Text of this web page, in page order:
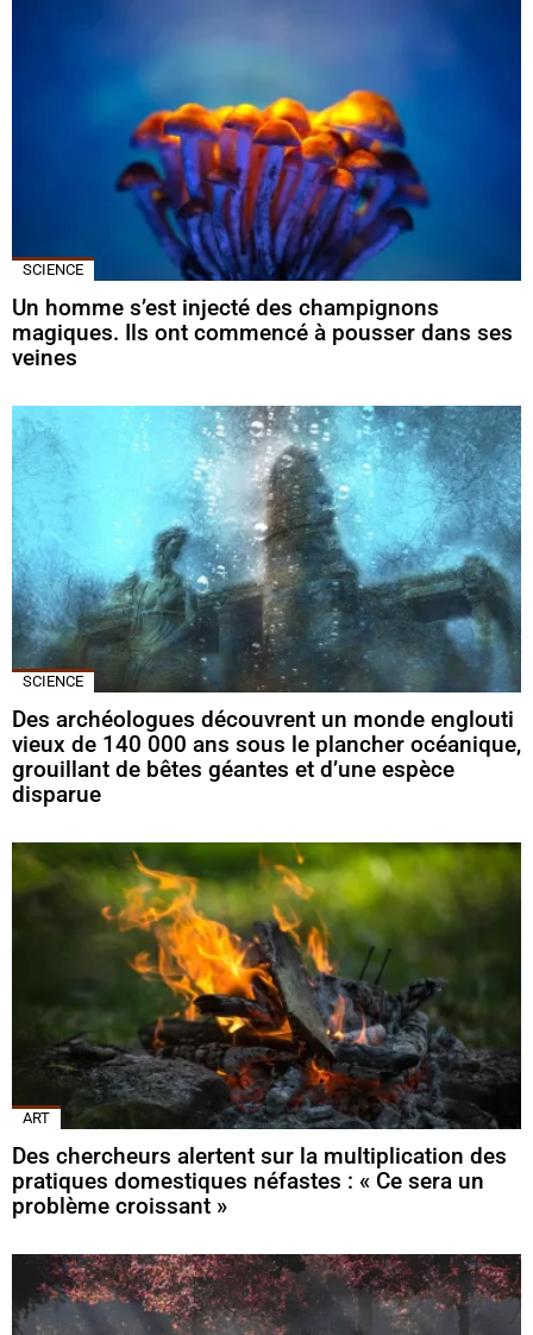
SCIENCE
Un homme s’est injecté des champignons
magiques. Ils ont commencé à pousser dans ses
veines
SCIENCE
Des archéologues découvrent un monde englouti
vieux de 140 000 ans sous le plancher océanique,
grouillant de bêtes géantes et d’une espèce
disparue
ART
Des chercheurs alertent sur la multiplication des
pratiques domestiques néfastes : « Ce sera un
problème croissant »